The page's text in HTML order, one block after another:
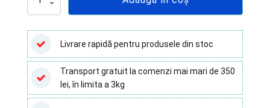
CLEAR
LINE
cu
filet
exterior
2
ml,
nesteril,
Livrare rapidă pentru produsele din stoc
Transport gratuit la comenzi mai mari de 350
lei, în limita a 3kg